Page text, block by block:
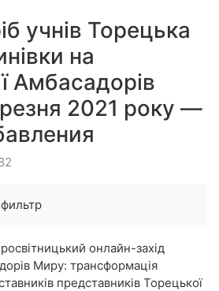
учнів Торецька
на
Амбасадорів
2021 року —
онлайн-захід
Миру: трансформація
представників Торецької